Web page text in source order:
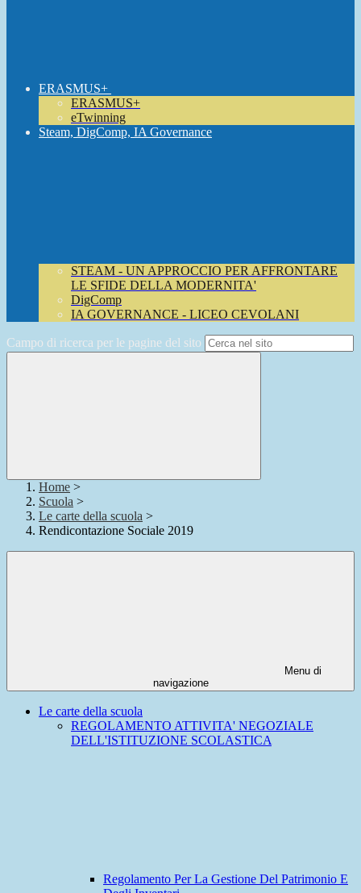
ERASMUS+
ERASMUS+
eTwinning
Steam, DigComp, IA Governance
STEAM - UN APPROCCIO PER AFFRONTARE
LE SFIDE DELLA MODERNITA'
DigComp
IA GOVERNANCE - LICEO CEVOLANI
Campo di ricerca per le pagine del sito
Home >
Scuola >
Le carte della scuola >
Rendicontazione Sociale 2019
Menu di
navigazione
Le carte della scuola
REGOLAMENTO ATTIVITA' NEGOZIALE
DELL'ISTITUZIONE SCOLASTICA
Regolamento Per La Gestione Del Patrimonio E